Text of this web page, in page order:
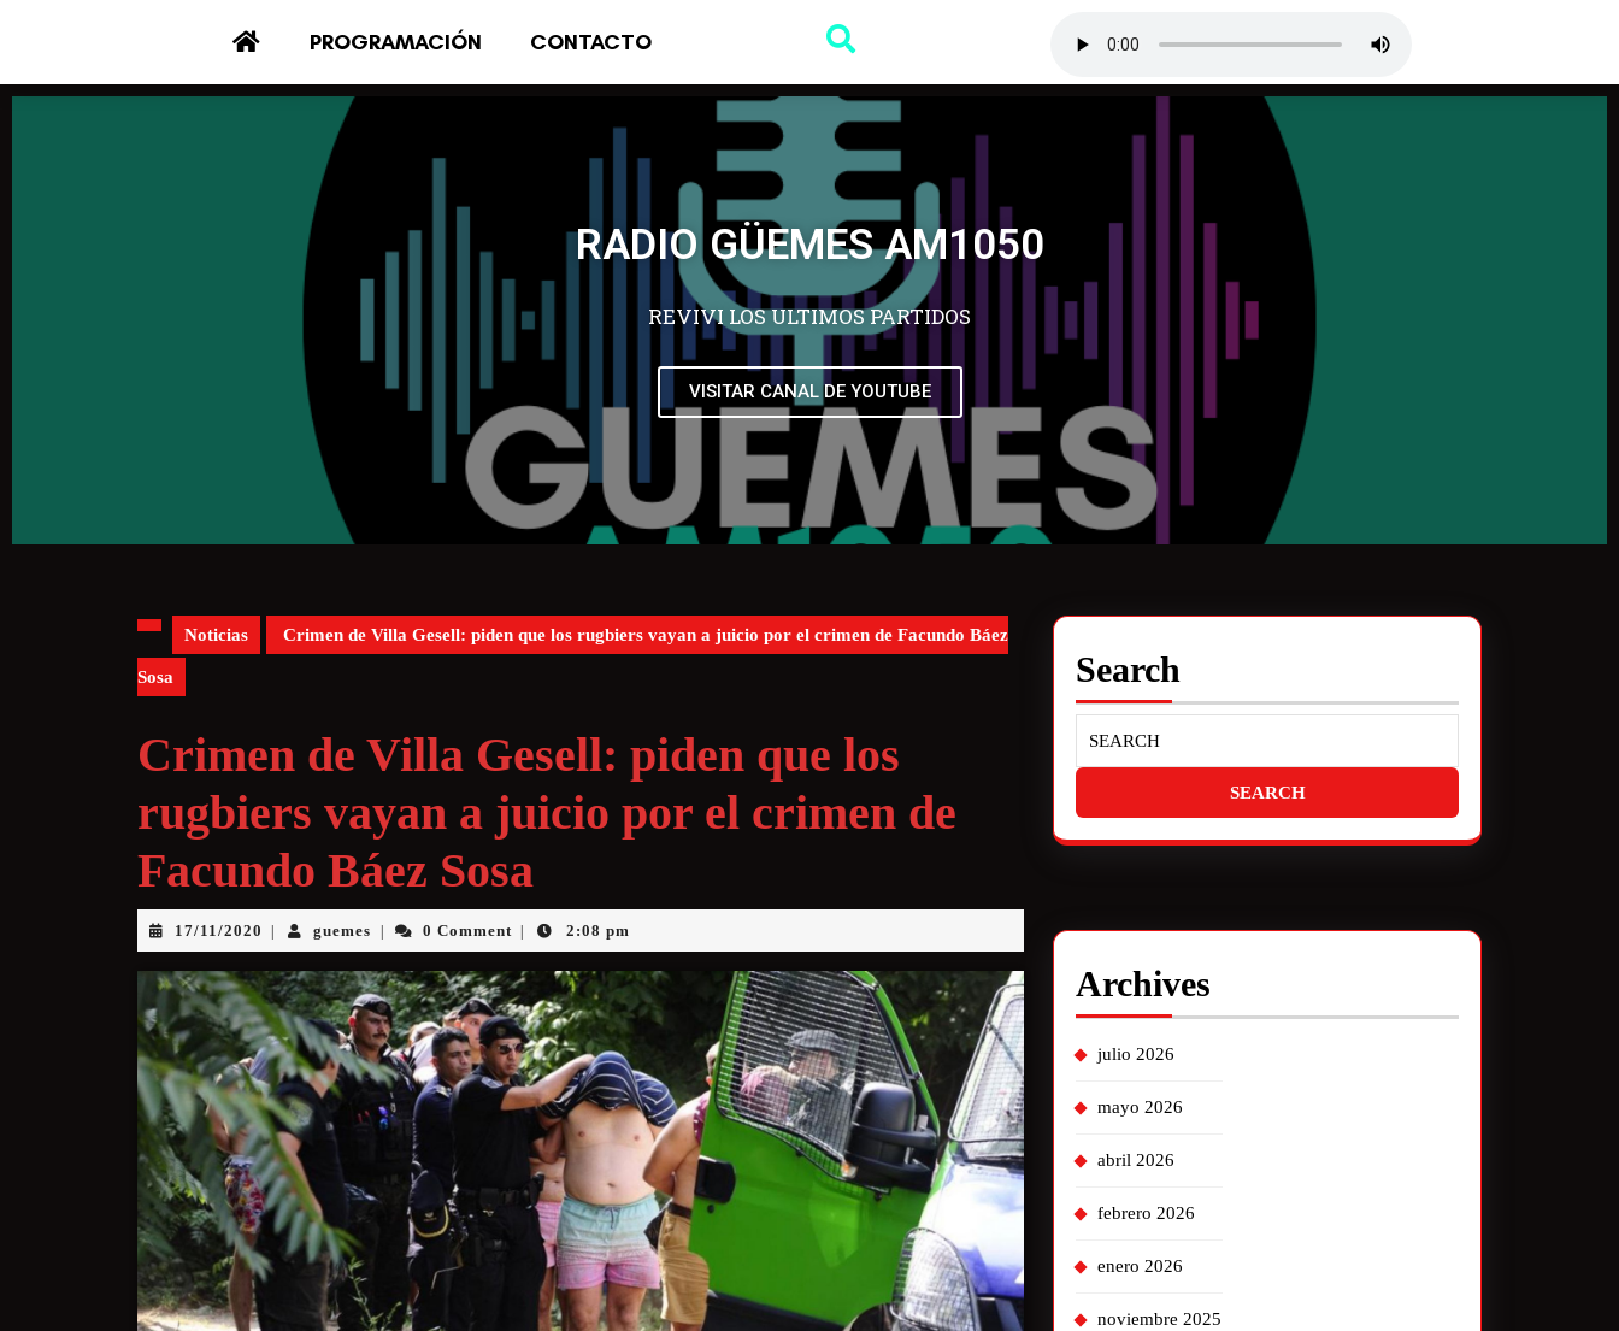
PROGRAMACIÓN CONTACTO
RADIO GÜEMES AM1050
REVIVI LOS ULTIMOS PARTIDOS
VISITAR CANAL DE YOUTUBE
Noticias Crimen de Villa Gesell: piden que los rugbiers vayan a juicio por el crimen de Facundo Báez
Sosa
Crimen de Villa Gesell: piden que los
rugbiers vayan a juicio por el crimen de
Facundo Báez Sosa
17/11/2020 guemes 0 Comment 2:08 pm
Search
Archives
julio 2026
mayo 2026
abril 2026
febrero 2026
enero 2026
noviembre 2025